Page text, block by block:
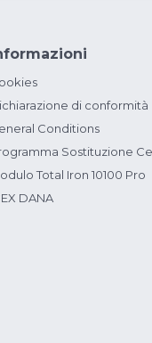
di conformità
Conditions
Sostituzione
Total Iron 10100 Pro
DANA